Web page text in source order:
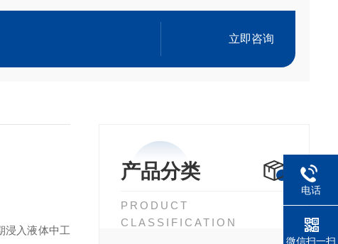
立即咨询
产品分类
PRODUCT
CLASSIFICATION
浸入液体中工
电话
微信扫一扫